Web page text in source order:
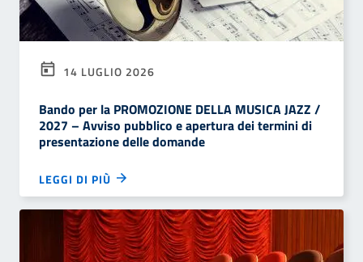
14 LUGLIO 2026
Bando per la PROMOZIONE DELLA MUSICA JAZZ /
2027 – Avviso pubblico e apertura dei termini di
presentazione delle domande
LEGGI DI PIÙ